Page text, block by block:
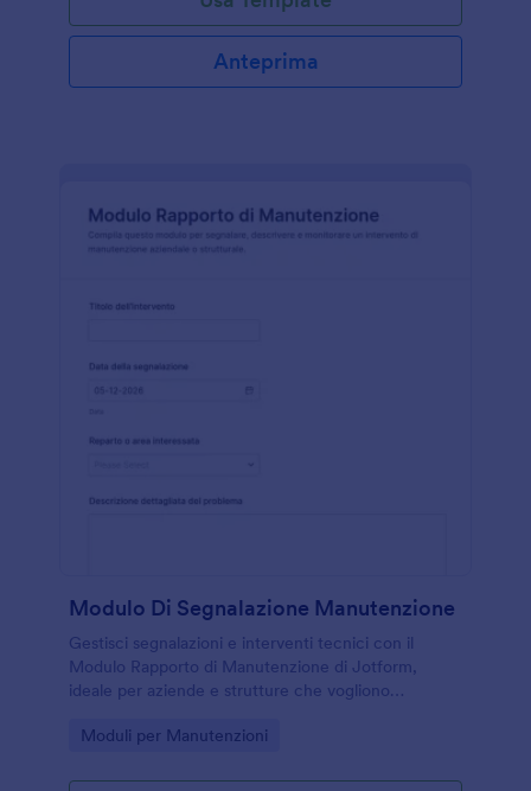
Anteprima
Modulo Di Segnalazione Manutenzione
Gestisci segnalazioni e interventi tecnici con il
Modulo Rapporto di Manutenzione di Jotform,
ideale per aziende e strutture che vogliono
in un unico flusso digitale.
Go to Category:
Moduli per Manutenzioni